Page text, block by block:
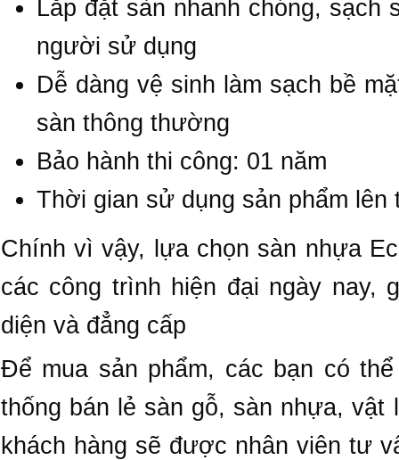
Lắp đặt sàn nhanh chóng,
người sử dụng
Dễ dàng vệ sinh làm sạch bề
sàn thông thường
Bảo hành thi công: 01 năm
Thời gian sử dụng sản phẩm lên
Chính vì vậy, lựa chọn sàn nhựa
các công trình hiện đại ngày nay,
diện và đẳng cấp
Để mua sản phẩm, các bạn có
thống bán lẻ sàn gỗ, sàn nhựa, vật
khách hàng sẽ được nhân viên tư